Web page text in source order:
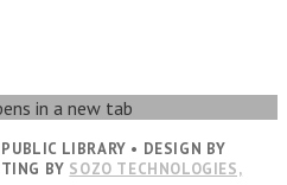
in a new tab
LIBRARY • DESIGN BY
BY SOZO TECHNOLOGIES,